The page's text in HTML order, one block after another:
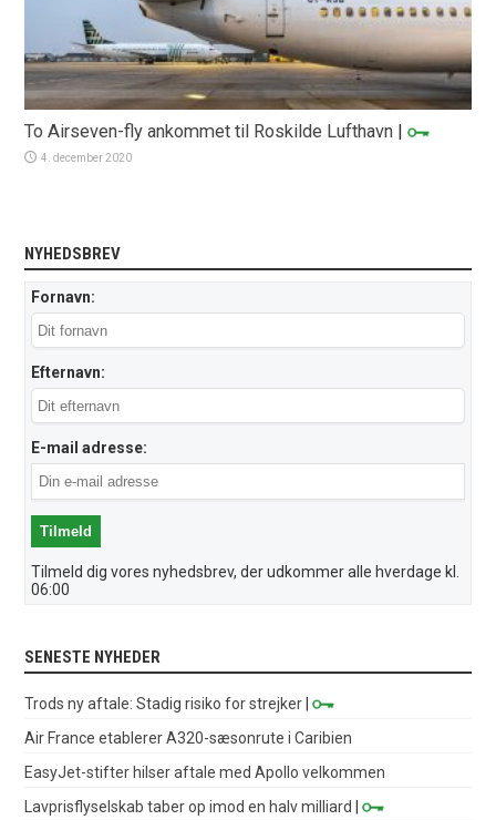
To Airseven-fly ankommet til Roskilde Lufthavn |
4. december 2020
NYHEDSBREV
Fornavn:
Efternavn:
E-mail adresse:
Tilmeld dig vores nyhedsbrev, der udkommer alle hverdage kl.
06:00
SENESTE NYHEDER
Trods ny aftale: Stadig risiko for strejker |
Air France etablerer A320-sæsonrute i Caribien
EasyJet-stifter hilser aftale med Apollo velkommen
Lavprisflyselskab taber op imod en halv milliard
|